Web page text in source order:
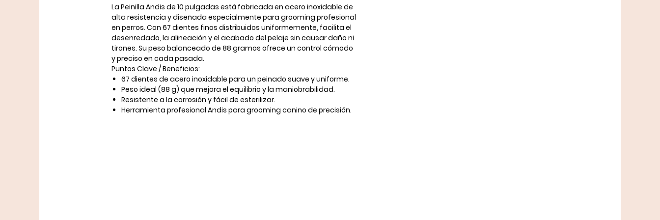
La Peinilla Andis de 10 pulgadas está fabricada en acero inoxidable de
alta resistencia y diseñada especialmente para grooming profesional
en perros. Con 67 dientes finos distribuidos uniformemente, facilita el
desenredado, la alineación y el acabado del pelaje sin causar daño ni
tirones. Su peso balanceado de 88 gramos ofrece un control cómodo
y preciso en cada pasada.
Puntos Clave / Beneficios:
67 dientes de acero inoxidable para un peinado suave y uniforme.
Peso ideal (88 g) que mejora el equilibrio y la maniobrabilidad.
Resistente a la corrosión y fácil de esterilizar.
Herramienta profesional Andis para grooming canino de precisión.